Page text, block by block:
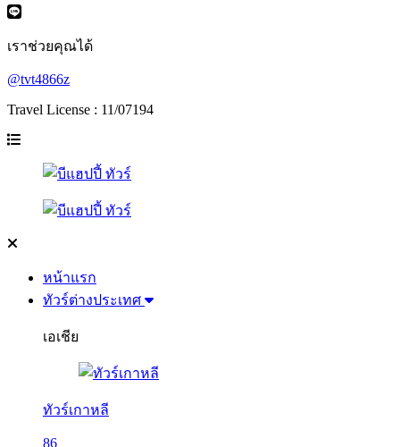
เราช่วยคุณได้
@tvt4866z
Travel License : 11/07194
หน้าแรก
ทัวร์ต่างประเทศ
เอเชีย
ทัวร์เกาหลี
86